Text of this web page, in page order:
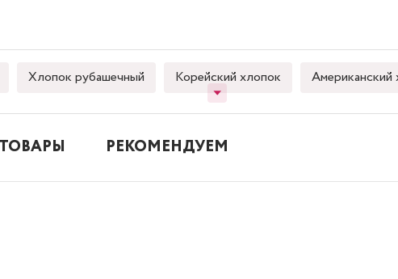
Хлопок рубашечный Корейский хлопок Американский
РЕКОМЕНДУЕМ